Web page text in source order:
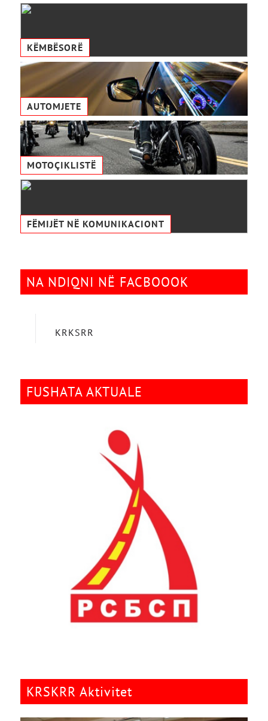
KËMBËSORË
AUTOMJETE
MOTOÇIKLISTË
FËMIJËT NË KOMUNIKACIONТ
NA NDIQNI NË FACBOOOK
KRKSRR
FUSHATA AKTUALE
KRSKRR Aktivitet